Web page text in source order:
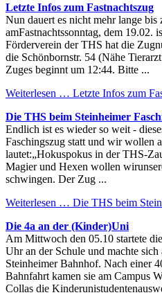
Letzte Infos zum Fastnachtszug
Nun dauert es nicht mehr lange bis
amFastnachtssonntag, dem 19.02.
Förderverein der THS hat die
die Schönbornstr. 54 (Nähe
Zuges beginnt um 12:44. Bitte ...
Weiterlesen … Letzte Infos zum
Die THS beim Steinheimer
Endlich ist es wieder so weit -
Faschingszug statt und wir wollen
lautet:„Hokuspokus in der THS-
Magier und Hexen wollen
schwingen. Der Zug ...
Weiterlesen … Die THS beim
Die 4a an der (Kinder)Uni
Am Mittwoch den 05.10 startete
Uhr an der Schule und machte
Steinheimer Bahnhof. Nach einer
Bahnfahrt kamen sie am Campus
Collas die